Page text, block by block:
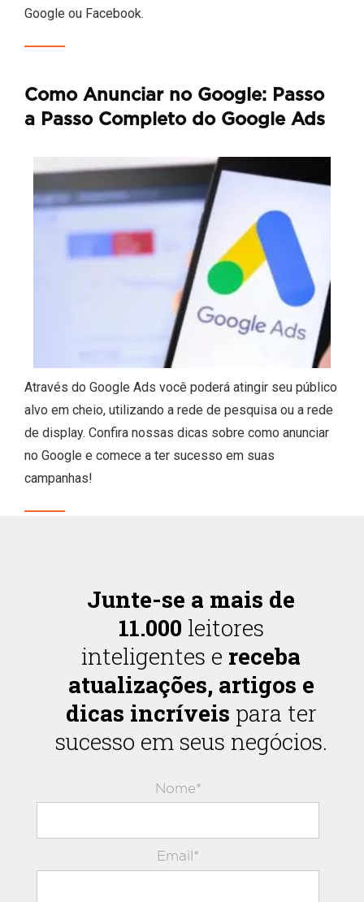
Google ou Facebook.
Como Anunciar no Google: Passo
a Passo Completo do Google Ads
Através do Google Ads você poderá atingir seu público
alvo em cheio, utilizando a rede de pesquisa ou a rede
de display. Confira nossas dicas sobre como anunciar
no Google e comece a ter sucesso em suas
campanhas!
Junte-se a mais de
11.000 leitores
inteligentes e receba
atualizações, artigos e
dicas incríveis para ter
sucesso em seus negócios.
Nome*
Email*